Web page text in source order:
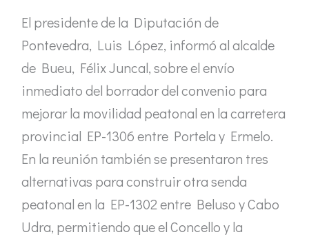
El presidente de la Diputación de
Pontevedra, Luis López, informó al alcalde
de Bueu, Félix Juncal, sobre el envío
inmediato del borrador del convenio para
mejorar la movilidad peatonal en la carretera
provincial EP-1306 entre Portela y Ermelo.
En la reunión también se presentaron tres
alternativas para construir otra senda
peatonal en la EP-1302 entre Beluso y Cabo
Udra, permitiendo que el Concello y la